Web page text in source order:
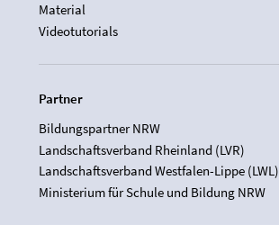
Material
Videotutorials
Partner
Bildungspartner NRW
Landschaftsverband Rheinland (LVR)
Landschaftsverband Westfalen-Lippe (LWL)
Ministerium für Schule und Bildung NRW